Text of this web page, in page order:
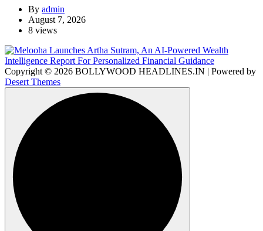
By admin
August 7, 2026
8 views
Copyright © 2026 BOLLYWOOD HEADLINES.IN | Powered by
Desert Themes